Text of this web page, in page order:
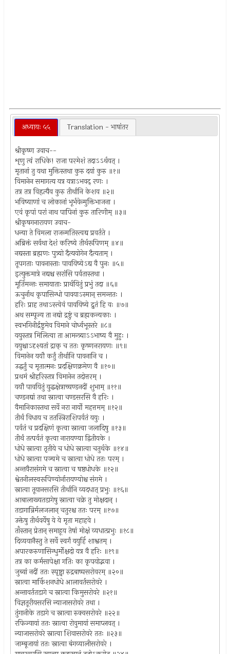
अध्यायः ५५ Translation - भाषांतर
श्रीकृष्ण उवाच--
शृणु त्वं राधिके! राजा परमेशं तदाऽऽर्थयत् ।
मृतानां तु यथा मुक्तिस्तथा कुरु दयां कुरु ॥१॥
विमानेन समागत्य यत्र यत्राऽभवद् रणः ।
तत्र तत्र विहृत्यैव कुरु तीर्थानि केशव ॥२॥
भविष्याणां च लोकानां भूर्भवेन्मुक्तिभाजना ।
एवं कृपां परां नाथ पापिनां कुरु तारिणीम् ॥३॥
श्रीकृषगनारायण उवाच-
धन्या ते विमला राजन्मतिस्त्वद्य प्रवर्तते ।
अब्रिक्तं सर्वथा देशं करिष्ये तीर्थरूपिणम् ॥४॥
नद्यस्ता ब्रह्मणः पुत्र्यो दैत्ययोगेन दैत्यताम् ।
तूपगताः पावनास्ताः पावयिष्येऽद्य वै पुनः ॥५॥
इत्युक्तमात्रे नद्यश्च सरांसि पर्वतास्तथा ।
मूर्तिमन्तः समायाताः प्रार्थयितुं प्रभुं तदा ॥६॥
ऊचुर्नाथ कृपासिन्धो पावयाऽस्मान् समन्ततः ।
हरिः प्राह तथाऽस्त्वेवं पावयिष्ये द्रुतं हि वः ॥७॥
अथ सम्पूज्य ता नद्यो द्रष्टुं च ब्रह्मकन्यकाः ।
स्वभगिनीर्द्रष्टुमेव विमाने चोर्ध्वभूस्तरे ॥८॥
ययुस्तत्र मिलित्वा ता आमन्त्र्याऽऽभाष्य वै मुहुः ।
ययुश्चाऽदृश्यतां द्राक् च ततः कृष्णनरायणः ॥९॥
विमानेन ययौ कर्तुं तीर्थानि पावनानि च ।
उद्धर्तुं च मृतात्मनः प्रदक्षिणक्रमेण वै ॥१०॥
प्रथमं श्रीहरिस्तत्र विमानेन तदोत्तरम् ।
ययौ पावयितुं युद्धक्षेत्राच्चण्डनदीं शुभाम् ॥११॥
चण्डनद्यां तथा स्नात्वा चण्डसरसि वै हरिः ।
वैमानिकास्तथा सर्वे नरा नार्यो महत्तमम् ॥१२॥
तीर्थं विधाय च ततस्त्रिराशिपर्वतं ययुः ।
पर्वतं च प्रदक्षिणं कृत्वा स्नात्वा जलादिषु ॥१३॥
तीर्थं तत्पर्वतं कृत्वा नारायण्या द्वितीयके ।
धोधे स्नात्वा तृतीये च धोधे स्नात्वा चतुर्थके ॥१४॥
धोधे स्नात्वा पञ्चमे च स्नात्वा धोधे ततः परम् ।
अन्तवैरासंगमे च स्नात्वा च षष्ठधोधके ॥१२॥
श्वेतनीलस्वरूपिण्योर्नारायण्योश्च संगमे ।
स्नात्वा तूयानसरसि तीर्थानि व्यदधात् प्रभुः ॥१६॥
आबालाख्यतडागेषु स्नात्वा चक्रे तु मोक्षदान् ।
तडागान्निर्मलजलान् चतुरश्च ततः परम् ॥१७॥
उक्तेषु तीर्थवर्येषु ये ये मृता महाहवे ।
ताँस्तान् प्रेतान् समाहूय तेषां मोक्षं व्यधात्प्रभुः ॥१८॥
दिव्ययानैस्तु ते सर्वे स्वर्गं ययुर्हि शाश्वतम् ।
अपारकरुणासिन्धुर्मोक्षदो यत्र वै हरिः ॥१९॥
तत्र का कर्मसापेक्षा गतिः का कृपयोद्भवा ।
जुब्वां नदीं ततः स्पृष्ट्वा रुद्रबाष्पसरोवरम् ॥२०॥
स्नात्वा मार्किशनधोधे आलावर्तसरोवरे ।
अन्तावर्ततडागे च स्नात्वा किमुसरोवरे ॥२१॥
विज्ञतूरीयसरसि न्याजासरोवरे तथा ।
तुंगानीके तडागे च स्नात्वा रुक्वसरोवरे ॥२२॥
रफिज्यायां ततः स्नात्वा रोवुमायां समाप्लवत् ।
न्याजासरोवरे स्नात्वा शिवासरोवरे ततः ॥२३॥
जाम्बूजायां ततः स्नात्वा बंगव्यालीसरोवरे ।